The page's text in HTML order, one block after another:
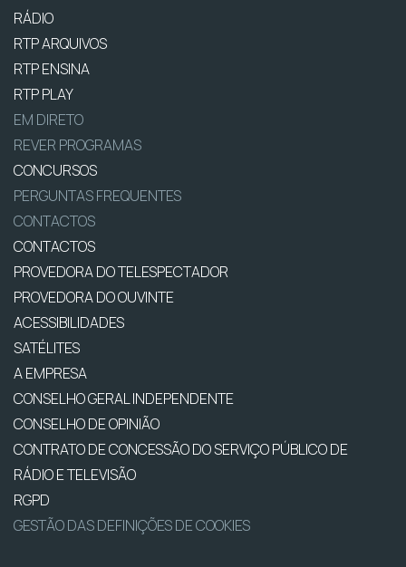
RÁDIO
RTP ARQUIVOS
RTP ENSINA
RTP PLAY
EM DIRETO
REVER PROGRAMAS
CONCURSOS
PERGUNTAS FREQUENTES
CONTACTOS
CONTACTOS
PROVEDORA DO TELESPECTADOR
PROVEDORA DO OUVINTE
ACESSIBILIDADES
SATÉLITES
A EMPRESA
CONSELHO GERAL INDEPENDENTE
CONSELHO DE OPINIÃO
CONTRATO DE CONCESSÃO DO SERVIÇO PÚBLICO DE
RÁDIO E TELEVISÃO
RGPD
GESTÃO DAS DEFINIÇÕES DE COOKIES